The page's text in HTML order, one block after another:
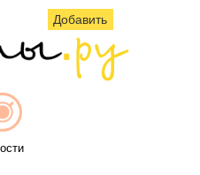
Добавить